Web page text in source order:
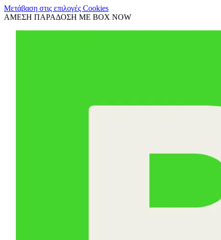
Μετάβαση στις επιλογές Cookies
ΑΜΕΣΗ ΠΑΡΑΔΟΣΗ ΜΕ BOX NOW